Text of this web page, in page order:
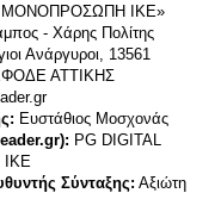
MONΟΠΡΟΣΩΠΗ ΙΚΕ»
- Χάρης Πολίτης
Ανάργυροι, 13561
ΑΤΤΙΚΗΣ
Ευστάθιος Μοσχονάς
PG DIGITAL
Σύνταξης: Αξιώτη